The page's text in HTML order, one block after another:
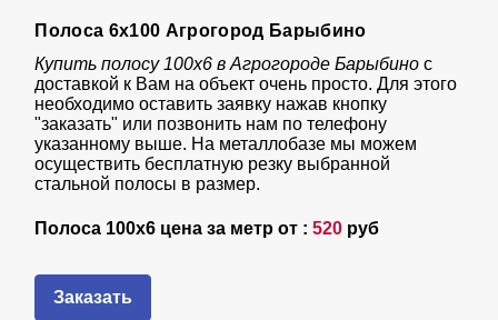
Полоса 6х100 Агрогород Барыбино
Купить полосу 100х6 в Агрогороде Барыбинос
доставкой к Вам на объект очень просто. Для этого
необходимо оставить заявку нажав кнопку
"заказать" или позвонить нам по телефону
указанному выше. На металлобазе мы можем
осуществить бесплатную резку выбранной
стальной полосы в размер.
Полоса 100х6 цена за метр от :520 руб
Заказать